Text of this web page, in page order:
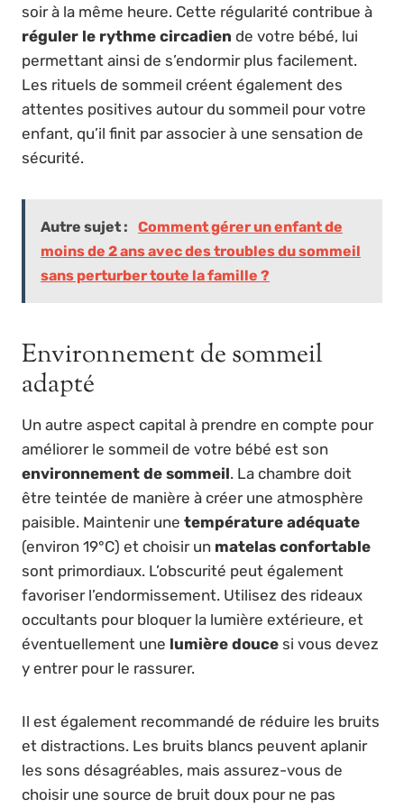
soir à la même heure. Cette régularité contribue à
réguler le rythme circadien de votre bébé, lui
permettant ainsi de s’endormir plus facilement.
Les rituels de sommeil créent également des
attentes positives autour du sommeil pour votre
enfant, qu’il finit par associer à une sensation de
sécurité.
Autre sujet :
Comment gérer un enfant de
moins de 2 ans avec des troubles du sommeil
sans perturber toute la famille ?
Environnement de sommeil
adapté
Un autre aspect capital à prendre en compte pour
améliorer le sommeil de votre bébé est son
environnement de sommeil. La chambre doit
être teintée de manière à créer une atmosphère
paisible. Maintenir une température adéquate
(environ 19°C) et choisir un matelas confortable
sont primordiaux. L’obscurité peut également
favoriser l’endormissement. Utilisez des rideaux
occultants pour bloquer la lumière extérieure, et
éventuellement une lumière douce si vous devez
y entrer pour le rassurer.
Il est également recommandé de réduire les bruits
et distractions. Les bruits blancs peuvent aplanir
les sons désagréables, mais assurez-vous de
choisir une source de bruit doux pour ne pas